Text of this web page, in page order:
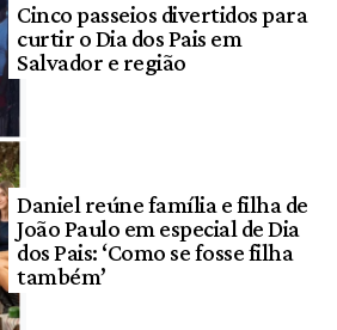
Cinco passeios divertidos para
curtir o Dia dos Pais em
Salvador e região
Daniel reúne família e filha de
João Paulo em especial de Dia
dos Pais: ‘Como se fosse filha
também’